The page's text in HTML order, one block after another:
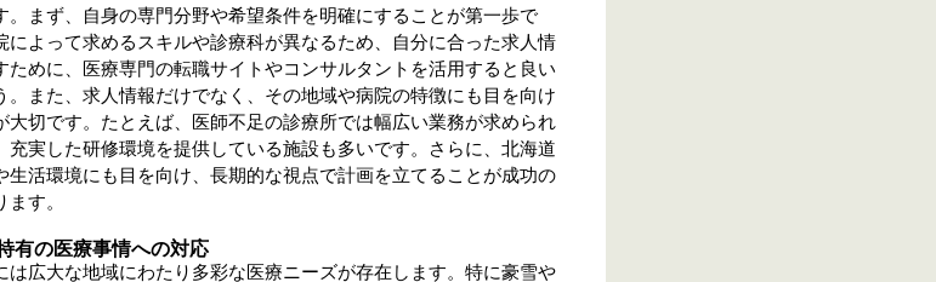
。まず、自身の専門分野や希望条件を明確にすることが第一歩で
によって求めるスキルや診療科が異なるため、自分に合った求人情
ために、医療専門の転職サイトやコンサルタントを活用すると良い
。また、求人情報だけでなく、その地域や病院の特徴にも目を向け
大切です。たとえば、医師不足の診療所では幅広い業務が求められ
充実した研修環境を提供している施設も多いです。さらに、北海道
生活環境にも目を向け、長期的な視点で計画を立てることが成功の
ます。
有の医療事情への対応
は広大な地域にわたり多彩な医療ニーズが存在します。特に豪雪や